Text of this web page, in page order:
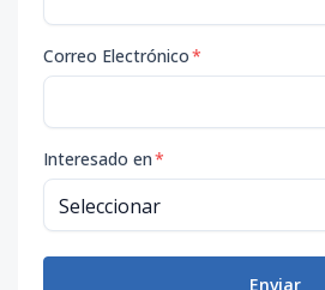
Correo Electrónico*
Interesado en*
Enviar